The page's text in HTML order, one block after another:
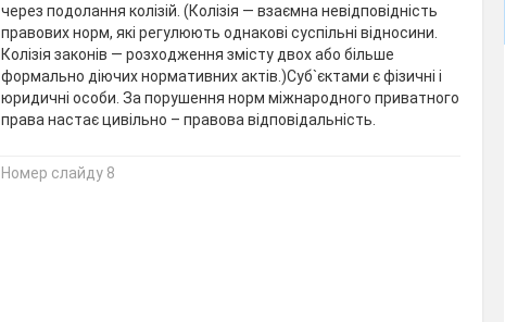
через подолання колізій. (Колізія — взаємна невідповідність
правових норм, які регулюють однакові суспільні відносини.
Колізія законів — розходження змісту двох або більше
формально діючих нормативних актів.)Суб`єктами є фізичні і
юридичні особи. За порушення норм міжнародного приватного
права настає цивільно – правова відповідальність.
Номер слайду 8